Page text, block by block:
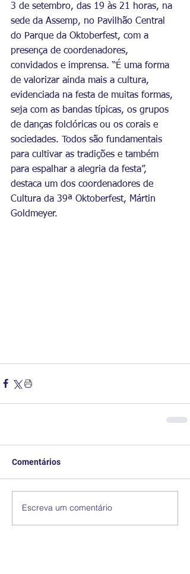
3 de setembro, das 19 às 21 horas, na
sede da Assemp, no Pavilhão Central
do Parque da Oktoberfest, com a
presença de coordenadores,
convidados e imprensa. “É uma forma
de valorizar ainda mais a cultura,
evidenciada na festa de muitas formas,
seja com as bandas típicas, os grupos
de danças folclóricas ou os corais e
sociedades. Todos são fundamentais
para cultivar as tradições e também
para espalhar a alegria da festa”,
destaca um dos coordenadores de
Cultura da 39ª Oktoberfest, Mártin
Goldmeyer.
Comentários
Escreva um comentário